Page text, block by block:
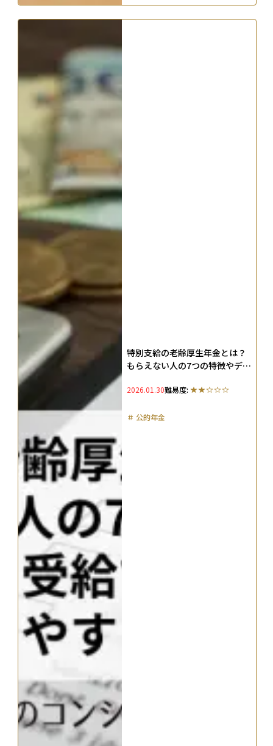
特別支給の老齢厚生年金とは？
もらえない人の7つの特徴やデメ
りやすく解説
2026.01.30難易度:
＃ 公的年金